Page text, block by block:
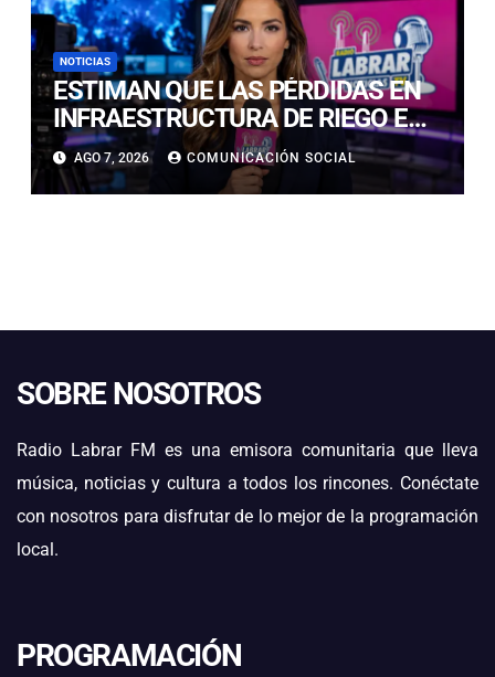
NOTICIAS
ESTIMAN QUE LAS PÉRDIDAS EN
INFRAESTRUCTURA DE RIEGO EN
LA CUENCA DEL HUASCO SON
MILLONARIAS
AGO 7, 2026 COMUNICACIÓN SOCIAL
SOBRE NOSOTROS
Radio Labrar FM es una emisora comunitaria que lleva
música, noticias y cultura a todos los rincones. Conéctate
con nosotros para disfrutar de lo mejor de la programación
local.
PROGRAMACIÓN